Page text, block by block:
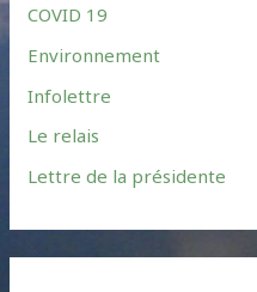
r
:
COVID 19
Environnement
Infolettre
Le relais
Lettre de la présidente